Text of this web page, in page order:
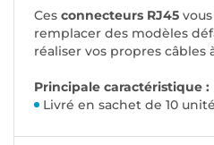
Ces connecteurs RJ45
remplacer des modèles
réaliser vos propres câbles
Principale caractéristique :
Livré en sachet de 10